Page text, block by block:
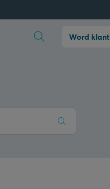
Word klant